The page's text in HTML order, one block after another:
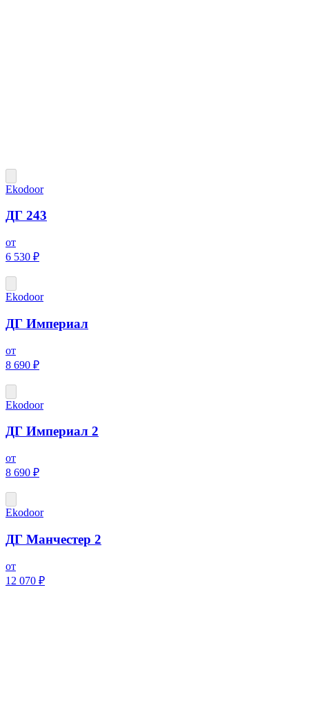
Ekodoor
ДГ 243
от
6 530 ₽
Ekodoor
ДГ Империал
от
8 690 ₽
Ekodoor
ДГ Империал 2
от
8 690 ₽
Ekodoor
ДГ Манчестер 2
от
12 070 ₽